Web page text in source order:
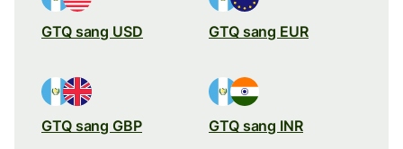
GTQ sang USD GTQ sang EUR
GTQ sang GBP GTQ sang INR